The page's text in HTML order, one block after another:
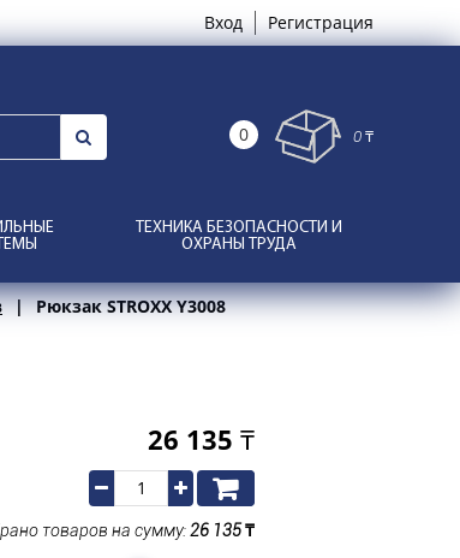
Вход Регистрация
0 0 ₸
ТЕХНИКА БЕЗОПАСНОСТИ И
ОХРАНЫ ТРУДА
Рюкзак STROXX Y3008
26 135 ₸
товаров на сумму:26 135₸